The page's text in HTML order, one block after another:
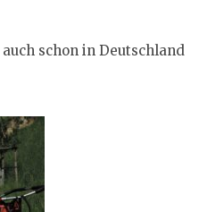
auch schon in Deutschland